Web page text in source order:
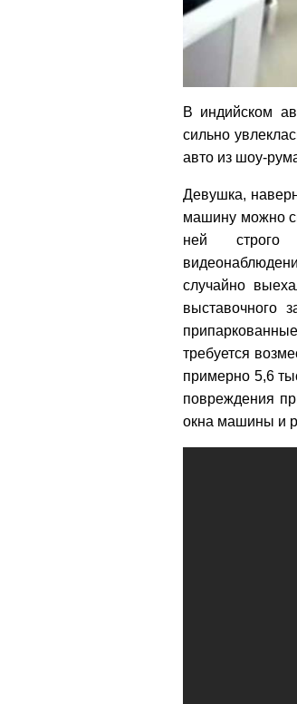
В индийском
сильно
авто из шоу-
Девушка,
машину можно
ней строго
случайно
выставочного
требуется
примерно 5,6
повреждения
окна машины и